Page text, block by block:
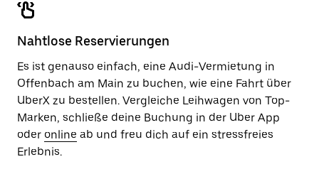
Nahtlose Reservierungen
Es ist genauso einfach, eine Audi-Vermietung in
Offenbach am Main zu buchen, wie eine Fahrt über
UberX zu bestellen. Vergleiche Leihwagen von Top-
Marken, schließe deine Buchung in der Uber App
oder online ab und freu dich auf ein stressfreies
Erlebnis.